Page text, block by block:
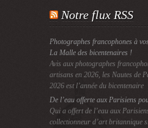
Notre flux RSS
Photographes francophones à
La Malle des bicentenaires !
Avis aux photographes
artisans en 2026, les Nautes de
2026 est l’année du bicentenaire
De l’eau offerte aux Parisiens
Qui a offert de l’eau aux
collectionneur d’art britannique